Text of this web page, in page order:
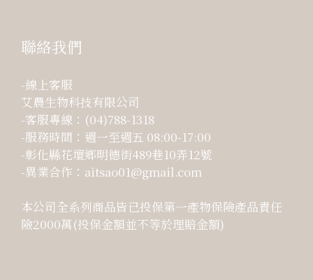
聯絡我們
-線上客服
艾農生物科技有限公司
-客服專線：(04)788-1318
-服務時間：週一至週五 08:00-17:00
-彰化縣花壇鄉明德街489巷10弄12號
-異業合作：aitsao01@gmail.com
本公司全系列商品皆已投保第一產物保險產品責任
險2000萬(投保金額並不等於理賠金額)